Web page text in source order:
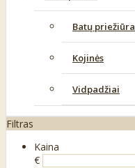
Batų priežiūra
Kojinės
Vidpadžiai
Filtras
Kaina
€